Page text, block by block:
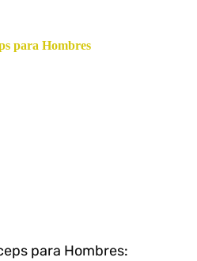
para Hombres: